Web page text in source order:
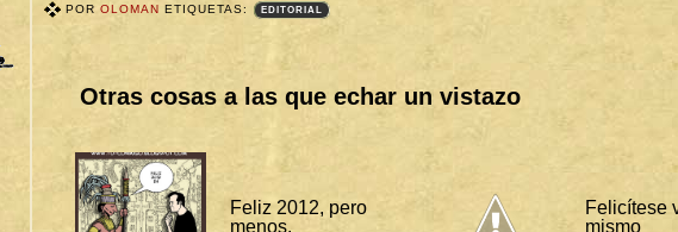
POROLOMANETIQUETAS: EDITORIAL
Otras cosas a las que echar un vistazo
Feliz 2012, pero
menos.
Felicítese
mismo